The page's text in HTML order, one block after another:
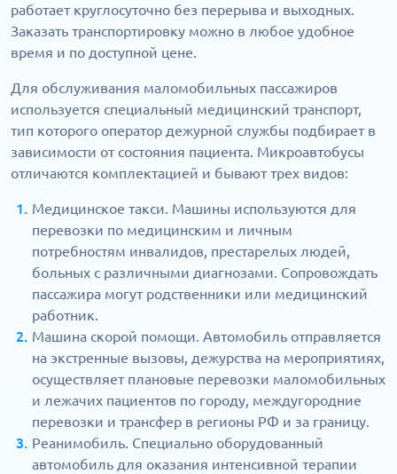
работает круглосуточно без перерыва и выходных.
Заказать транспортировку можно в любое удобное
время и по доступной цене.
Для обслуживания маломобильных пассажиров
используется специальный медицинский транспорт,
тип которого оператор дежурной службы подбирает в
зависимости от состояния пациента. Микроавтобусы
отличаются комплектацией и бывают трех видов:
Медицинское такси. Машины используются для
перевозки по медицинским и личным
потребностям инвалидов, престарелых людей,
больных с различными диагнозами. Сопровождать
пассажира могут родственники или медицинский
работник.
Машина скорой помощи. Автомобиль отправляется
на экстренные вызовы, дежурства на мероприятиях,
осуществляет плановые перевозки маломобильных
и лежачих пациентов по городу, междугородние
перевозки и трансфер в регионы РФ и за границу.
Реанимобиль. Специально оборудованный
автомобиль для оказания интенсивной терапии